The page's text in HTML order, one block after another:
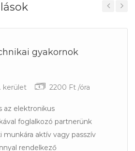
gyakornok
kerület 2200 Ft /óra
az elektronikus
foglalkozó partnerünk
munkára aktív vagy passzív
rendelkező